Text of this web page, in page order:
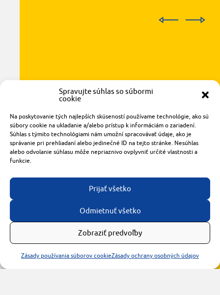
Spravujte súhlas so súbormi
cookie
Na poskytovanie tých najlepších skúseností používame technológie, ako sú
súbory cookie na ukladanie a/alebo prístup k informáciám o zariadení.
Súhlas s týmito technológiami nám umožní spracovávať údaje, ako je
správanie pri prehliadaní alebo jedinečné ID na tejto stránke. Nesúhlas
alebo odvolanie súhlasu môže nepriaznivo ovplyvniť určité vlastnosti a
funkcie.
Prijať všetko
Odmietnuť všetko
Zobraziť predvoľby
Zásady používania súborov cookieZásady ochrany osobných údajov
Radlinského 1611/14
921 01 Piešťany
obchod@rzparkety.sk
+421 905 119 087